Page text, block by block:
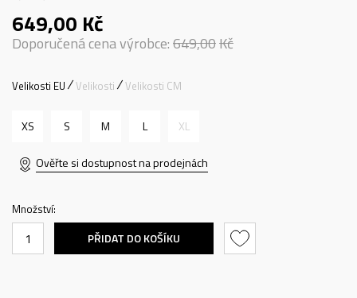
649,00 Kč
Doporučená cena výrobce:649,00Kč
Velikosti EU Velikosti Velikosti CM
XS S M L XL
Ověřte si dostupnost na prodejnách
Množství:
PŘIDAT DO KOŠÍKU